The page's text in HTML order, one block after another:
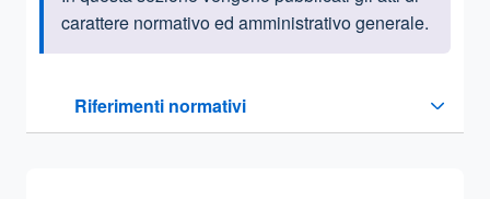
carattere normativo ed amministrativo generale.
Riferimenti normativi
Sezione compressa